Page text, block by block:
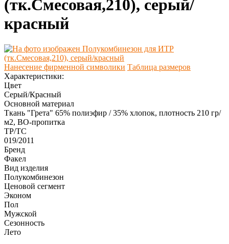
(тк.Смесовая,210), серый/
красный
Нанесение фирменной символики Таблица размеров
Характеристики:
Цвет
Серый/Красный
Основной материал
Ткань "Грета" 65% полиэфир / 35% хлопок, плотность 210 гр/
м2, ВО-пропитка
ТР/ТС
019/2011
Бренд
Факел
Вид изделия
Полукомбинезон
Ценовой сегмент
Эконом
Пол
Мужской
Сезонность
Лето